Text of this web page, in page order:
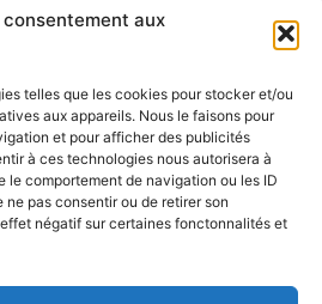
consentement aux
telles que les cookies pour stocker et/ou
aux appareils. Nous le faisons pour
et pour afficher des publicités
à ces technologies nous autorisera à
le comportement de navigation ou les ID
pas consentir ou de retirer son
négatif sur certaines fonctonnalités et
du littoral et sa
Equipement outdoor pour
d’annonces bateaux